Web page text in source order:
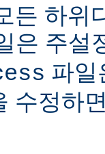
든 하위
은 주설
파일
수정하